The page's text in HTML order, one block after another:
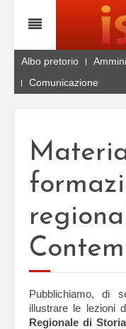
Albo pretorio
Comunicazione
Pubblichiamo, di
illustrare le lezioni
Regionale di